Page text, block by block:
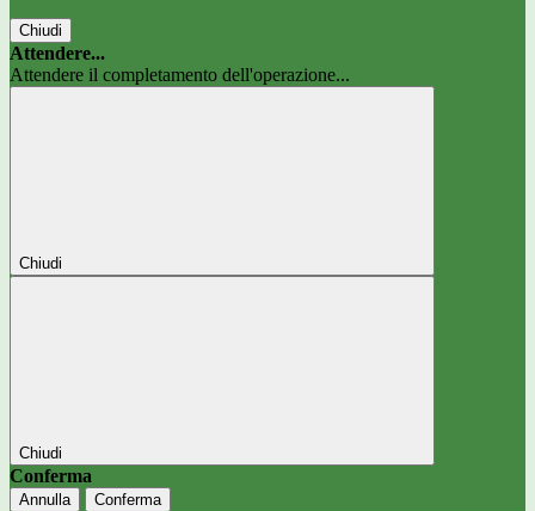
Chiudi
Attendere...
Attendere il completamento dell'operazione...
Chiudi
Chiudi
Conferma
Annulla Conferma